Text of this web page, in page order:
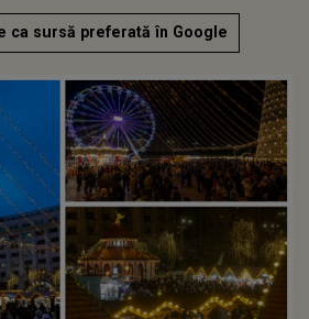
ca sursă preferată în Google